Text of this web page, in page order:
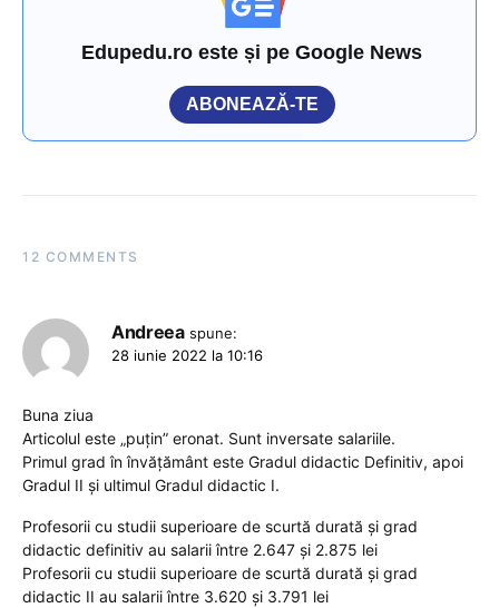
Edupedu.ro este și pe Google News
ABONEAZĂ-TE
12 COMMENTS
Andreea spune:
28 iunie 2022 la 10:16
Buna ziua
Articolul este „puțin” eronat. Sunt inversate salariile.
Primul grad în învățământ este Gradul didactic Definitiv, apoi
Gradul II și ultimul Gradul didactic I.
Profesorii cu studii superioare de scurtă durată și grad
didactic definitiv au salarii între 2.647 și 2.875 lei
Profesorii cu studii superioare de scurtă durată și grad
didactic II au salarii între 3.620 și 3.791 lei